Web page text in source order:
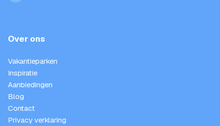
Over ons
Vakantieparken
Inspiratie
Aanbiedingen
Blog
Contact
Privacy verklaring